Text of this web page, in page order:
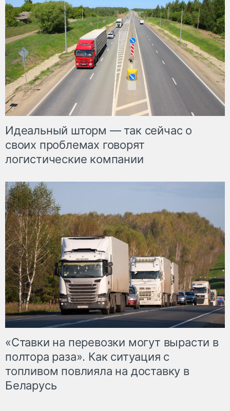
Идеальный шторм — так сейчас о
своих проблемах говорят
логистические компании
«Ставки на перевозки могут вырасти в
полтора раза». Как ситуация с
топливом повлияла на доставку в
Беларусь